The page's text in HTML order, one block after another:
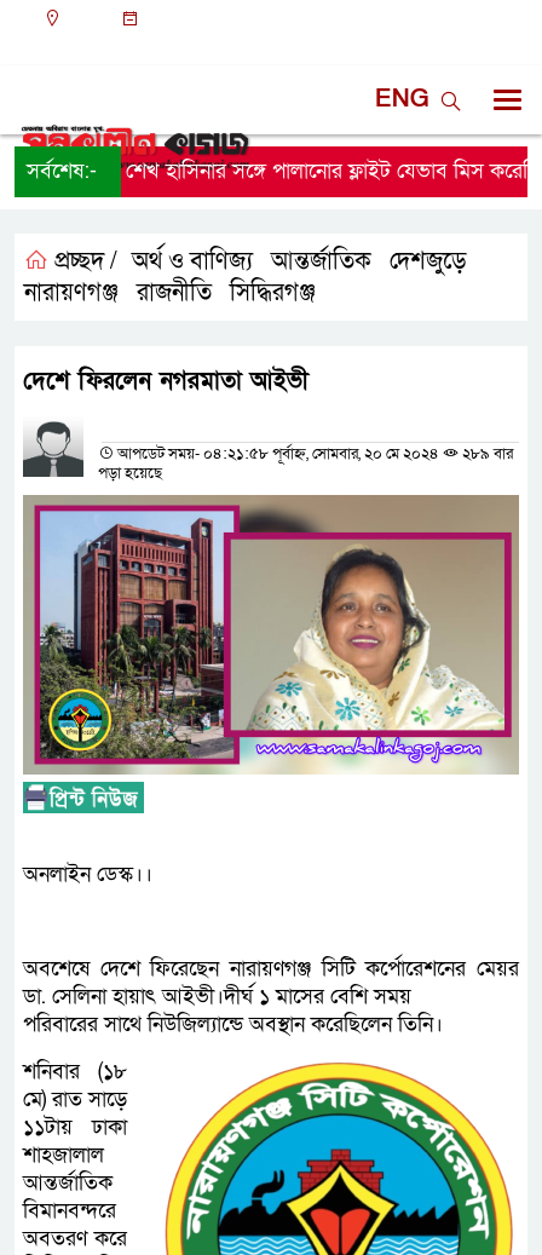
ENG
সর্বশেষ:-শেখ হাসিনার সঙ্গে পালানোর ফ্লাইট যেভাব মিস
প্রচ্ছদ / অর্থ ও বাণিজ্য ,আন্তর্জাতিক দেশজুড়ে
নারায়ণগঞ্জ ,রাজনীতি ,সিদ্ধিরগঞ্জ
দেশে ফিরলেন নগরমাতা আইভী
আপডেট সময়- ০৪:২১:৫৮ পূর্বাহ্ন, সোমবার, ২০ মে ২০২৪
২৮৯ বার
পড়া হয়েছে
অনলাইন ডেস্ক।।
অবশেষে দেশে ফিরেছেন নারায়ণগঞ্জ সিটি কর্পোরেশনের মেয়র
ডা. সেলিনা হায়াৎ আইভী।দীর্ঘ ১ মাসের বেশি সময়
পরিবারের সাথে নিউজিল্যান্ডে অবস্থান করেছিলেন তিনি।
শনিবার (১৮
মে) রাত সাড়ে
১১টায় ঢাকা
শাহজালাল
আন্তর্জাতিক
বিমানবন্দরে
অবতরণ করে